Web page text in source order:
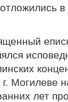
в
Могилеве
лет